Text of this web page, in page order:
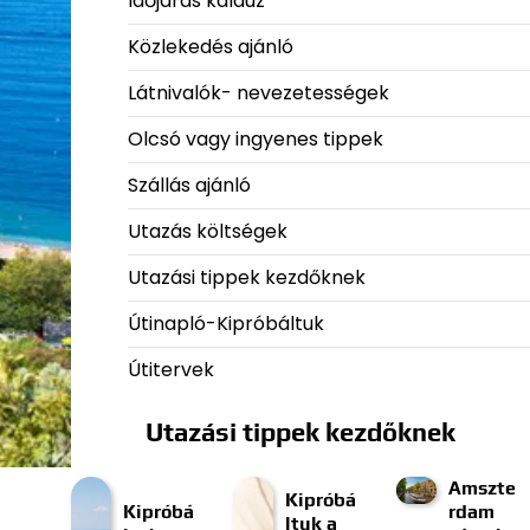
Közlekedés ajánló
Látnivalók- nevezetességek
Olcsó vagy ingyenes tippek
Szállás ajánló
Utazás költségek
Utazási tippek kezdőknek
Útinapló-Kipróbáltuk
Útitervek
Utazási tippek kezdőknek
Kipróbá
Kipróbá
ltuk a
Amszte
rdam